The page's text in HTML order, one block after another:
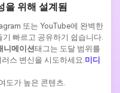
을 위해 설계됨
또는 YouTube에 완벽한
빠르고 공유하기 쉽습니다.
니메이션태그는 도달 범위를
스 변신을 시도하세요.미디
도가 높은 콘텐츠.